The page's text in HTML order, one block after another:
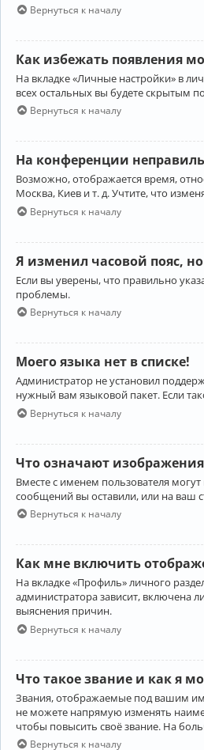
Вернуться к началу
Как избежать появления
На вкладке «Личные настройки» в
всех остальных вы будете скрытым
Вернуться к началу
На конференции
Возможно, отображается время,
Москва, Киев и т. д. Учтите, что
Вернуться к началу
Я изменил часовой пояс,
Если вы уверены, что правильно
проблемы.
Вернуться к началу
Моего языка нет в списке!
Администратор не установил
нужный вам языковой пакет. Если
Вернуться к началу
Что означают
Вместе с именем пользователя
сообщений вы оставили, или на ваш
Вернуться к началу
Как мне включить
На вкладке «Профиль» личного
администратора зависит, включена
выяснения причин.
Вернуться к началу
Что такое звание и как я
Звания, отображаемые под вашим
не можете напрямую изменять
чтобы повысить своё звание. На
Вернуться к началу